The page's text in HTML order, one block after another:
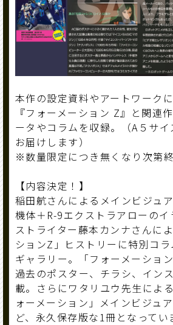
本作の設定資料やアートワーク
『フォーメーション Z』と関連
ータやコラムを収録。（A５サ
お届けします）
※数量限定につき無くなり次第終
【内容決定！】
稲田航さんによるメインビジュ
機体＋R-9エクストラアローの
ストライター藤本カンナさんに
ションZ」ヒストリーに特別コ
ギャラリー。「フォーメーショ
過去のポスター、チラシ、イン
載。さらにワタリユウ先生によ
ォーメーション」メインビジュ
ど、永久保存版な1冊となってい